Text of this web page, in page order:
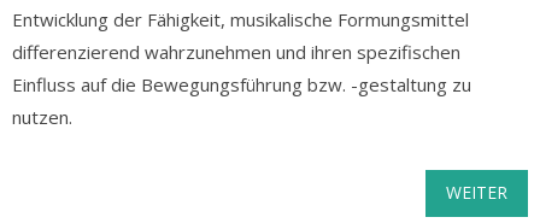
Entwicklung der Fähigkeit, musikalische Formungsmittel
differenzierend wahrzunehmen und ihren spezifischen
Einfluss auf die Bewegungsführung bzw. -gestaltung zu
nutzen.
WEITER